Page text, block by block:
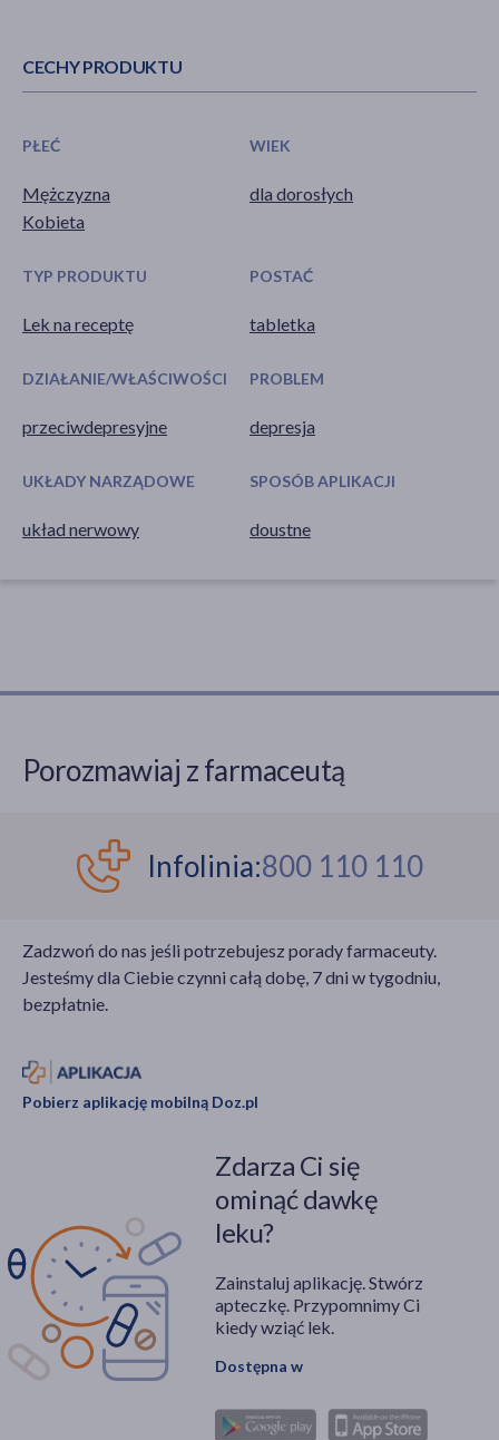
CECHY PRODUKTU
PŁEĆ
Mężczyzna
Kobieta
WIEK
dla dorosłych
TYP PRODUKTU
Lek na receptę
POSTAĆ
tabletka
DZIAŁANIE/WŁAŚCIWOŚCI
przeciwdepresyjne
PROBLEM
depresja
UKŁADY NARZĄDOWE
układ nerwowy
SPOSÓB APLIKACJI
doustne
Porozmawiaj z farmaceutą
Infolinia:800 110 110
Zadzwoń do nas jeśli potrzebujesz porady farmaceuty.
Jesteśmy dla Ciebie czynni całą dobę, 7 dni w tygodniu,
bezpłatnie.
Pobierz aplikację mobilną Doz.pl
Zdarza Ci się
ominąć dawkę
leku?
Zainstaluj aplikację. Stwórz
apteczkę. Przypomnimy Ci
kiedy wziąć lek.
Dostępna w